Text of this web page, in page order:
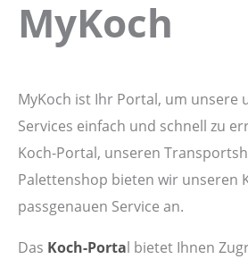
MyKoch
MyKoch ist Ihr Portal, um unsere
Services einfach und schnell zu
Koch-Portal, unseren
Palettenshop bieten wir unseren
passgenauen Service an.
Das Koch-Portal bietet Ihnen